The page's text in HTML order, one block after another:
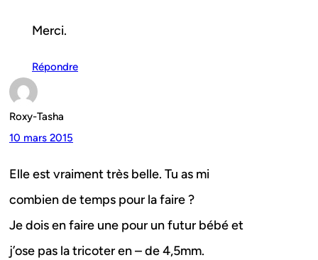
Merci.
Répondre
Roxy-Tasha
10 mars 2015
Elle est vraiment très belle. Tu as mi
combien de temps pour la faire ?
Je dois en faire une pour un futur bébé et
j’ose pas la tricoter en – de 4,5mm.